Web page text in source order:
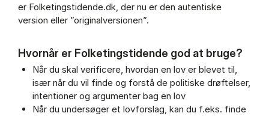
er Folketingstidende.dk, der nu er den autentiske
version eller ”originalversionen”.
Hvornår er Folketingstidende god at bruge?
Når du skal verificere, hvordan en lov er blevet til,
især når du vil finde og forstå de politiske drøftelser,
intentioner og argumenter bag en lov
Når du undersøger et lovforslag, kan du f.eks. finde